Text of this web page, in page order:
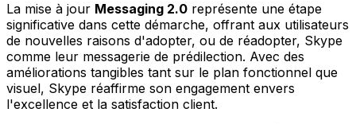
La mise à jour Messaging 2.0 représente une étape
significative dans cette démarche, offrant aux utilisateurs
de nouvelles raisons d'adopter, ou de réadopter, Skype
comme leur messagerie de prédilection. Avec des
améliorations tangibles tant sur le plan fonctionnel que
visuel, Skype réaffirme son engagement envers
l'excellence et la satisfaction client.